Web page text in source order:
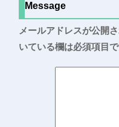
Message
メールアドレスが公開
いている欄は必須項目